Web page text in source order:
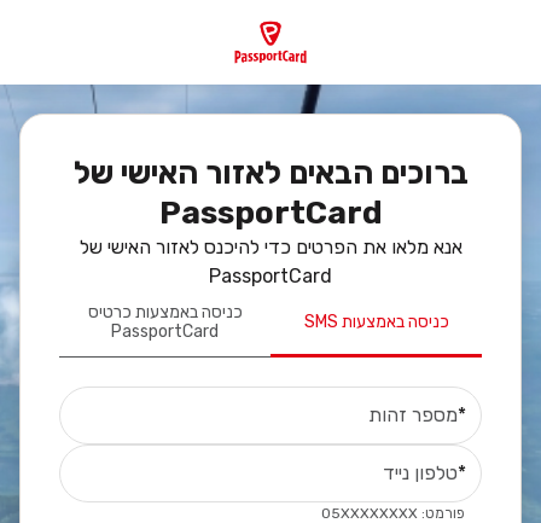
ברוכים הבאים לאזור האישי של
PassportCard
אנא מלאו את הפרטים כדי להיכנס לאזור האישי של
PassportCard
כניסה באמצעות SMS
כניסה באמצעות כרטיס
PassportCard
*מספר זהות
*טלפון נייד
פורמט: 05XXXXXXXX